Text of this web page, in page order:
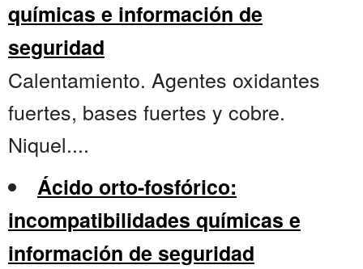
químicas e información de
seguridad
Calentamiento. Agentes oxidantes
fuertes, bases fuertes y cobre.
Niquel....
Ácido orto-fosfórico:
incompatibilidades químicas e
información de seguridad